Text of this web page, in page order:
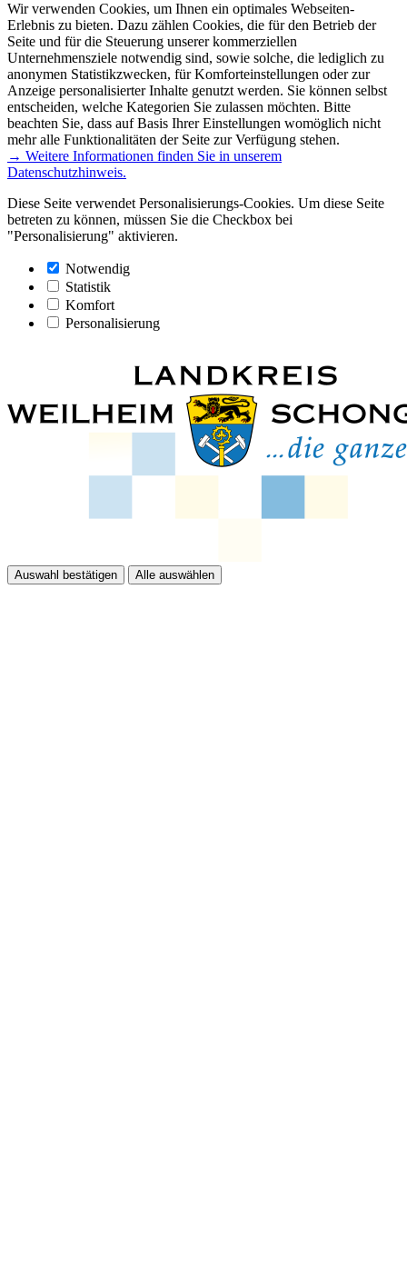
Wir verwenden Cookies, um Ihnen ein optimales Webseiten-
Erlebnis zu bieten. Dazu zählen Cookies, die für den Betrieb der
Seite und für die Steuerung unserer kommerziellen
Unternehmensziele notwendig sind, sowie solche, die lediglich zu
anonymen Statistikzwecken, für Komforteinstellungen oder zur
Anzeige personalisierter Inhalte genutzt werden. Sie können selbst
entscheiden, welche Kategorien Sie zulassen möchten. Bitte
beachten Sie, dass auf Basis Ihrer Einstellungen womöglich nicht
mehr alle Funktionalitäten der Seite zur Verfügung stehen.
→ Weitere Informationen finden Sie in unserem
Datenschutzhinweis.
Diese Seite verwendet Personalisierungs-Cookies. Um diese Seite
betreten zu können, müssen Sie die Checkbox bei
"Personalisierung" aktivieren.
Notwendig
Statistik
Komfort
Personalisierung
Auswahl bestätigen Alle auswählen